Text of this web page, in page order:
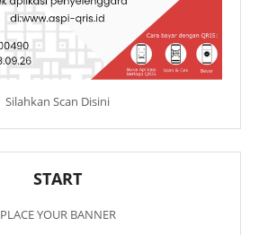
Silahkan Scan Disini
START
PLACE YOUR BANNER